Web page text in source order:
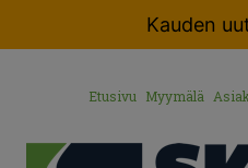
Kauden
Etusivu Myymälä